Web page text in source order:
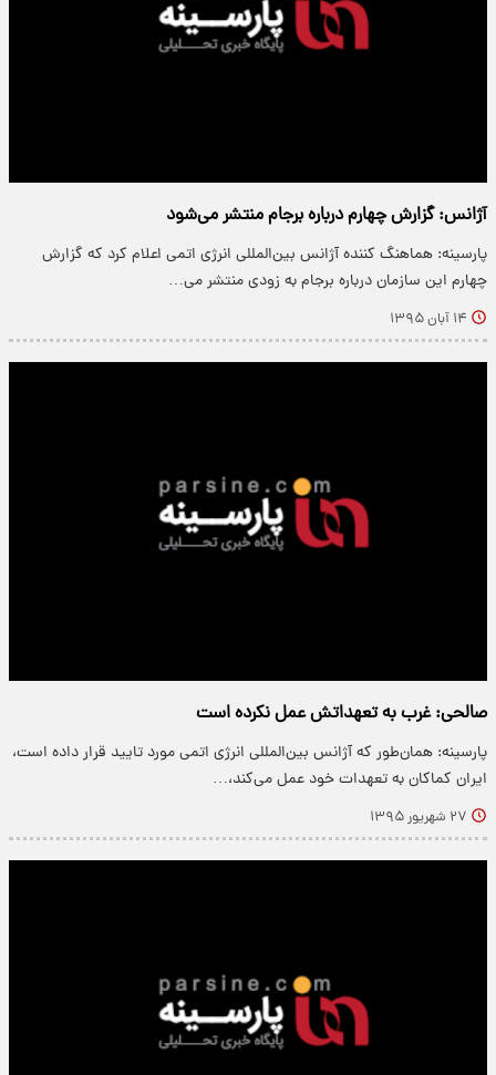
آژانس: گزارش چهارم درباره برجام منتشر می‌شود
پارسینه: هماهنگ کننده آژانس بین‌المللی انرژی اتمی اعلام کرد که گزارش
چهارم این سازمان درباره برجام به زودی منتشر می…
۱۴ آبان ۱۳۹۵
صالحی: غرب به تعهداتش عمل نکرده است
پارسینه: همان‌طور که آژانس بین‌المللی انرژی اتمی مورد تایید قرار داده است،
ایران کماکان به تعهدات خود عمل می‌کند،…
۲۷ شهریور ۱۳۹۵